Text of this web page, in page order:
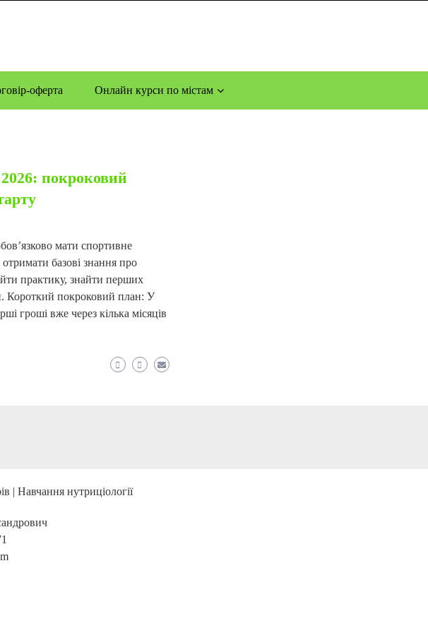
оферта Онлайн курси по містам
покроковий
мати спортивне
базові знання про
практику, знайти перших
Короткий покроковий план: У
гроші вже через кілька місяців
| Навчання нутриціології